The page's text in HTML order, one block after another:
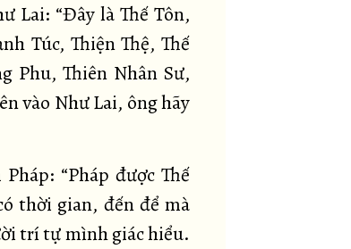
Lai: “Đây là Thế Tôn,
Túc, Thiện Thệ, Thế
Phu, Thiên Nhân Sư,
vào Như Lai, ông hãy
“Pháp được Thế
thời gian, đến để mà
trí tự mình giác hiểu.